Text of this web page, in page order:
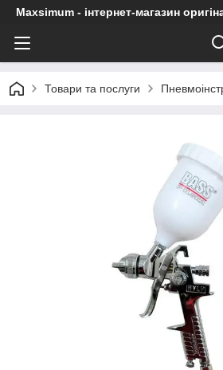
Maxsimum - інтернет-магазин
Товари та послуги